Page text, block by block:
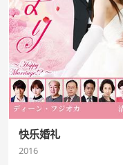
快乐婚礼
2016